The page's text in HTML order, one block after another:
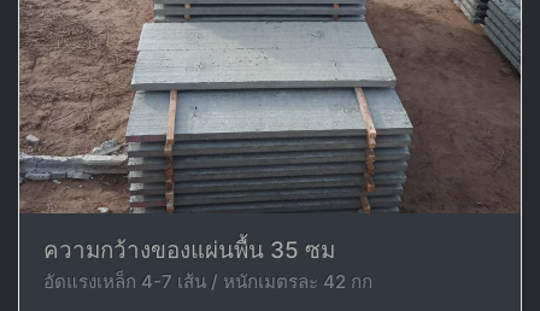
ความกว้างของแผ่นพื้น 35 ซม
อัดแรงเหล็ก 4-7 เส้น / หนักเมตรละ 42 กก